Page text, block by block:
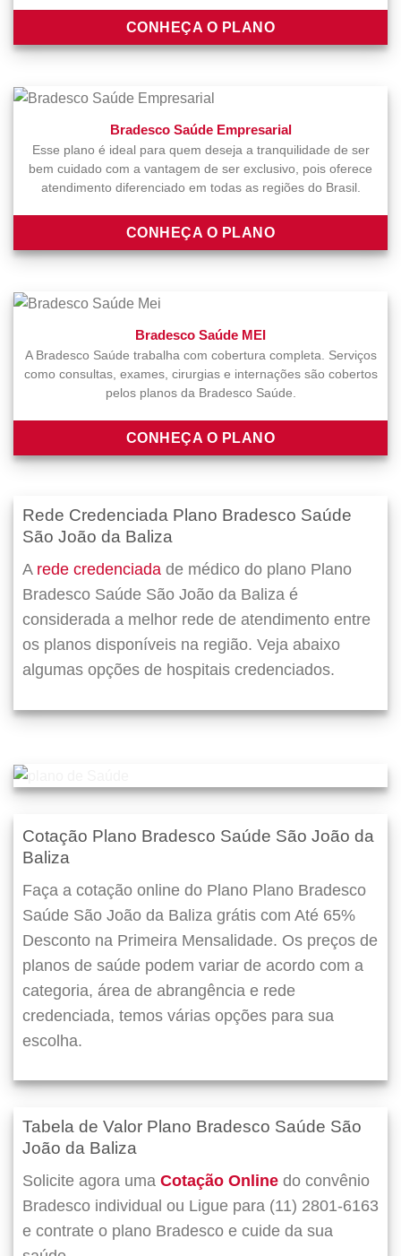
CONHEÇA O PLANO
Bradesco Saúde Empresarial
Esse plano é ideal para quem deseja a tranquilidade de ser
bem cuidado com a vantagem de ser exclusivo, pois oferece
atendimento diferenciado em todas as regiões do Brasil.
CONHEÇA O PLANO
Bradesco Saúde MEI
A Bradesco Saúde trabalha com cobertura completa. Serviços
como consultas, exames, cirurgias e internações são cobertos
pelos planos da Bradesco Saúde.
CONHEÇA O PLANO
Rede Credenciada Plano Bradesco Saúde
São João da Baliza
A rede credenciada de médico do plano Plano
Bradesco Saúde São João da Baliza é
considerada a melhor rede de atendimento entre
os planos disponíveis na região. Veja abaixo
algumas opções de hospitais credenciados.
Cotação Plano Bradesco Saúde São João da
Baliza
Faça a cotação online do Plano Plano Bradesco
Saúde São João da Baliza grátis com Até 65%
Desconto na Primeira Mensalidade. Os preços de
planos de saúde podem variar de acordo com a
categoria, área de abrangência e rede
credenciada, temos várias opções para sua
escolha.
Tabela de Valor Plano Bradesco Saúde São
João da Baliza
Solicite agora uma Cotação Online do convênio
Bradesco individual ou Ligue para (11) 2801-6163
e contrate o plano Bradesco e cuide da sua